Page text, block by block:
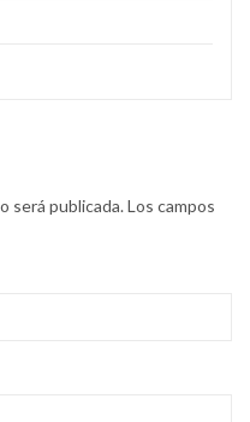
será publicada.Los campos